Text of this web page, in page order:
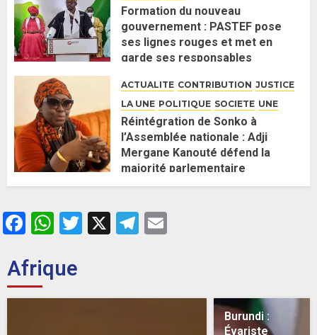
Formation du nouveau
gouvernement : PASTEF pose
ses lignes rouges et met en
garde ses responsables
ACTUALITE CONTRIBUTION JUSTICE
LA UNE POLITIQUE SOCIETE UNE
Réintégration de Sonko à
l’Assemblée nationale : Adji
Mergane Kanouté défend la
majorité parlementaire
26 MAI 2026 0
Facebook
WhatsApp
Twitter
X Telegram
Afrique
Burundi :
Évariste